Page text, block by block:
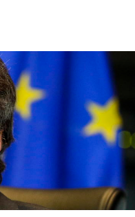
Mondiali calcio 2026